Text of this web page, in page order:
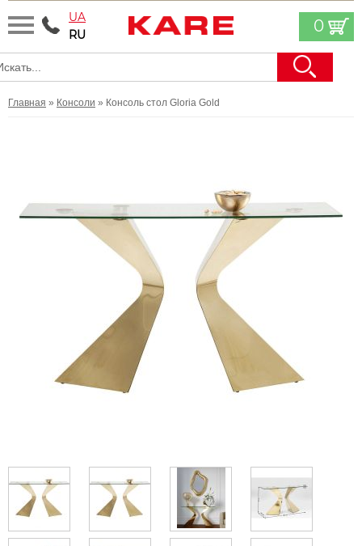
UA
RU
0
Главная » Консоли » Консоль cтол Gloria Gold